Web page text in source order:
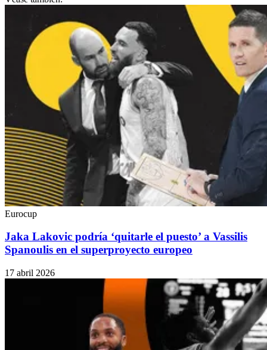
Eurocup
Jaka Lakovic podría ‘quitarle el puesto’ a Vassilis
Spanoulis en el superproyecto europeo
17 abril 2026